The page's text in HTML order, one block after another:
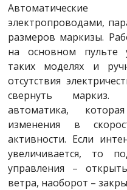
электропроводами,
размеров маркизы.
на основном пульте
таких моделях и
отсутствия
свернуть маркиз.
автоматика,
изменения в
активности. Если
увеличивается, то
управления –
ветра, наоборот –